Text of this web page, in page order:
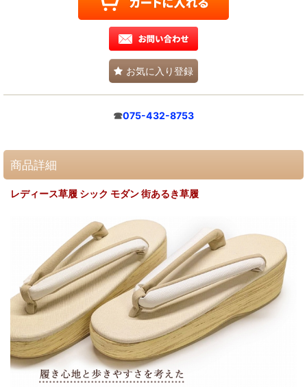
お気に入り登録
☎075-432-8753
商品詳細
レディース草履 シック モダン 街あるき草履